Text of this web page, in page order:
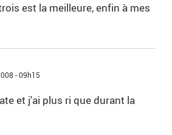
est la meilleure, enfin à mes
- 09h15
et j'ai plus ri que durant la